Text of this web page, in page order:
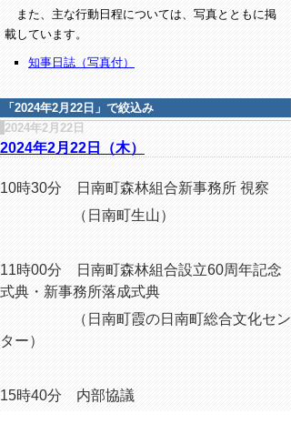
また、主な行動日程については、写真とともに掲
載しています。
知事日誌（写真付）
「 2024年2月22日 」で絞込み
2024年2月22日
2024年2月22日（木）
10時30分 日南町森林組合新事務所 視察
（日南町生山）
11時00分 日南町森林組合設立60周年記念
式典・新事務所落成式典
（日南町霞の日南町総合文化セン
ター）
15時40分 内部協議